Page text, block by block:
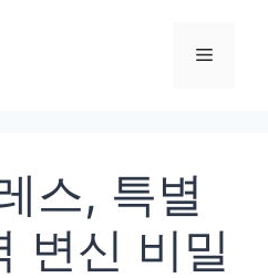
메
스, 특별
변신 비밀